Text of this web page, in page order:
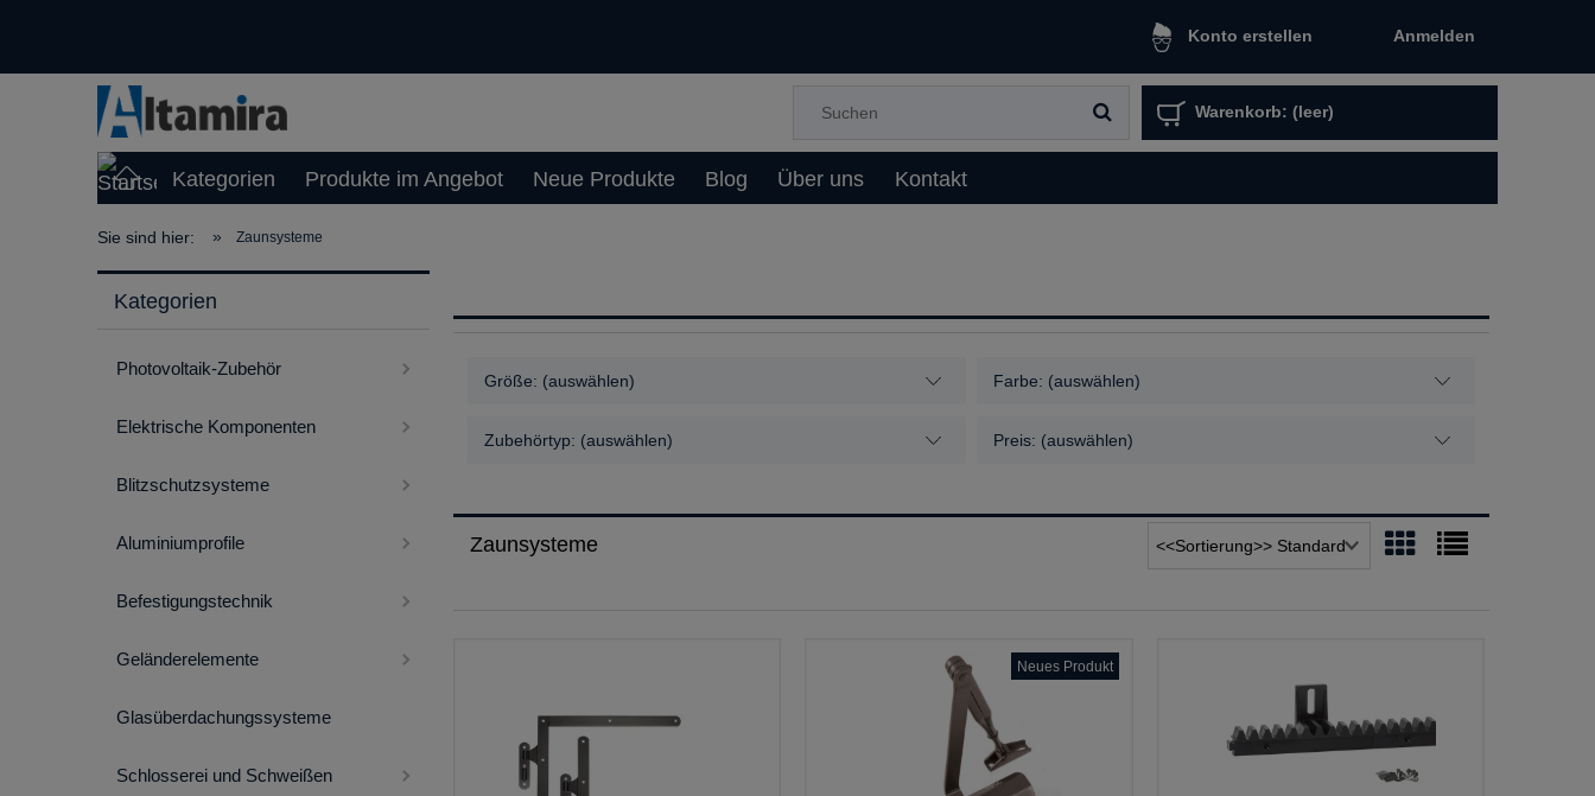
Konto erstellen Anmelden
Warenkorb: (leer)
Kategorien Produkte im Angebot Neue Produkte Blog Über uns Kontakt
Sie sind hier: » Zaunsysteme
Kategorien
Photovoltaik-Zubehör
Elektrische Komponenten
Blitzschutzsysteme
Aluminiumprofile
Befestigungstechnik
Geländerelemente
Glasüberdachungssysteme
Schlosserei und Schweißen
Größe: (auswählen) Farbe: (auswählen)
Zubehörtyp: (auswählen) Preis: (auswählen)
Zaunsysteme
Neues Produkt